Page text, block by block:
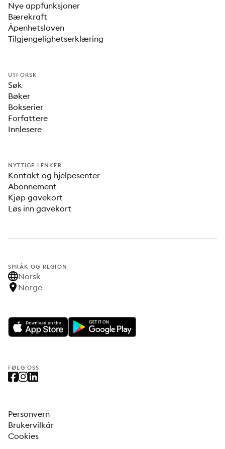
Nye appfunksjoner
Bærekraft
Åpenhetsloven
Tilgjengelighetserklæring
UTFORSK
Søk
Bøker
Bokserier
Forfattere
Innlesere
NYTTIGE LENKER
Kontakt og hjelpesenter
Abonnement
Kjøp gavekort
Løs inn gavekort
SPRÅK OG REGION
Norsk
Norge
FØLG OSS
Personvern
Brukervilkår
Cookies